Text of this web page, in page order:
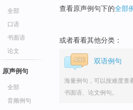
全部
口语
书面语
论文
原声例句
全部
音频例句
查看原声例句下的全部
或者看看其他分类：
双语例句
海量例句，可以按难度查
书面语、论文例句。